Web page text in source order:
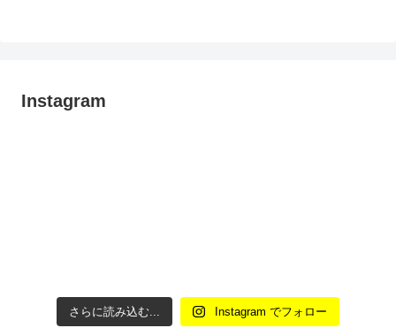
Instagram
さらに読み込む... Instagram でフォロー